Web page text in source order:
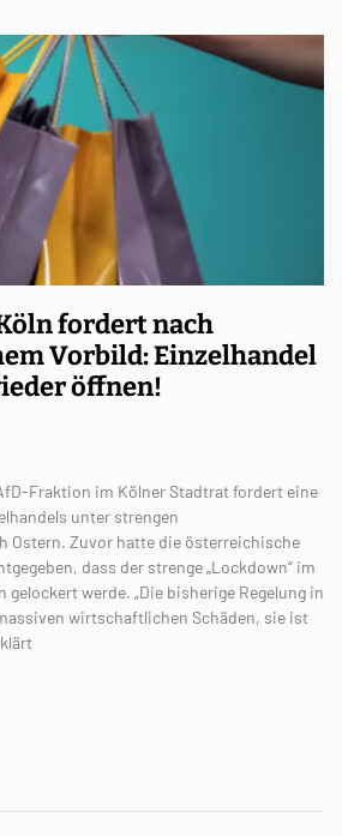
fordert nach
Vorbild: Einzelhandel
öffnen!
Fraktion im Kölner Stadtrat fordert eine
unter strengen
Ostern. Zuvor hatte die österreichische
dass der strenge „Lockdown“ im
gelockert werde. „Die bisherige Regelung in
wirtschaftlichen Schäden, sie ist